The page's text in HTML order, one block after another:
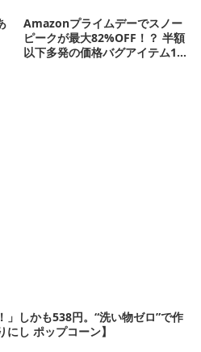
Amazonプライムデーでスノー
ピークが最大82%OFF！？ 半額
以下多発の価格バグアイテム11
」しかも538円。“洗い物ゼロ”で作
し ポップコーン】